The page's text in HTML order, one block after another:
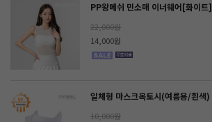
PP왕메쉬 민소매 이너웨어[화이트]
22,000원
14,000원
일체형 마스크목토시(여름용/흰색)
10,000원